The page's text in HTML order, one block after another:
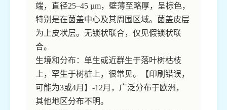
端，直径25–45 µm，壁薄至略厚，呈棕色，
特别是在菌盖中心及其周围区域。菌盖皮层
为上皮状层。无锁状联合，仅见假锁状联
合。
生境和分布：单生或近群生于落叶树枯枝
上，罕生于树桩上，很常见。【印刷错误，
可能为3或4月】-12月，广泛分布于欧洲，
其他地区分布不明。